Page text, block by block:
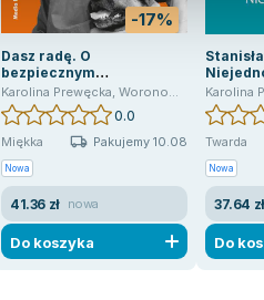
Artur Chmielewski,Karolina Prewęcka,
-17%
Dasz radę. O
bezpiecznym
wychodzeniu z uzależnień
Karolina Prewęcka, Woronowicz Bohdan T.
0.0
Miękka Pakujemy 10.08
Nowa
41.36 zł nowa
Do koszyka
Karolina
Twarda
Nowa
37.64 zł
Do